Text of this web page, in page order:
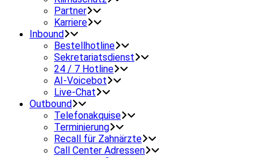
Partner
Karriere
Inbound
Bestellhotline
Sekretariatsdienst
24 / 7 Hotline
AI-Voicebot
Live-Chat
Outbound
Telefonakquise
Terminierung
Recall für Zahnärzte
Call Center Adressen